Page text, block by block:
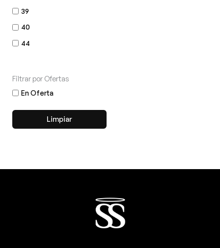
39
40
44
Filtrar por Ofertas
En Oferta
Limpiar